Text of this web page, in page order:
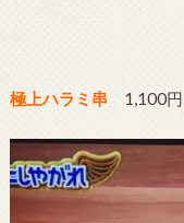
極上ハラミ串 1,100円